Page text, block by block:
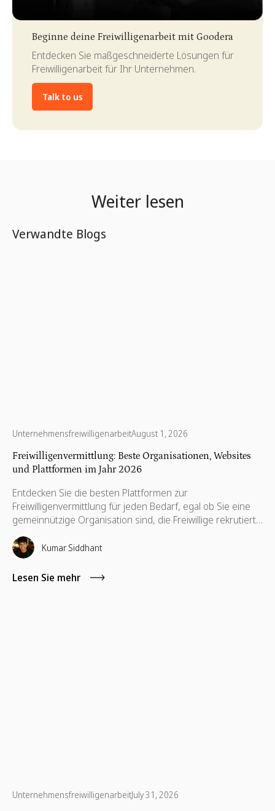
Beginne deine Freiwilligenarbeit mit Goodera
Entdecken Sie maßgeschneiderte Lösungen für
Freiwilligenarbeit für Ihr Unternehmen.
Talk to us
Weiter lesen
Verwandte Blogs
UnternehmensfreiwilligenarbeitAugust 1, 2026
Freiwilligenvermittlung: Beste Organisationen, Websites
und Plattformen im Jahr 2026
Entdecken Sie die besten Plattformen zur
Freiwilligenvermittlung für jeden Bedarf, egal ob Sie eine
gemeinnützige Organisation sind, die Freiwillige rekrutiert,
ein Unternehmen, das globale Mitarbeiter-
Freiwilligenprogramme durchführt, oder eine Einzelperson,
die sich engagieren möchte.
Kumar Siddhant
Lesen Sie mehr
UnternehmensfreiwilligenarbeitJuly 31, 2026